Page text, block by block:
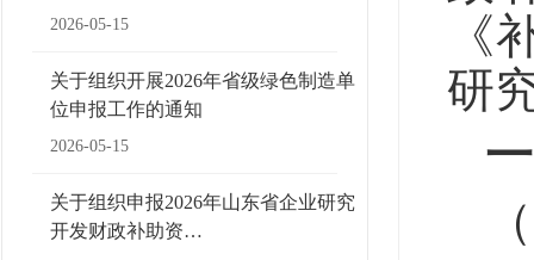
2026-05-15
关于组织开展2026年省级绿色制造单
位申报工作的通知
2026-05-15
关于组织申报2026年山东省企业研究
开发财政补助资…
《
研